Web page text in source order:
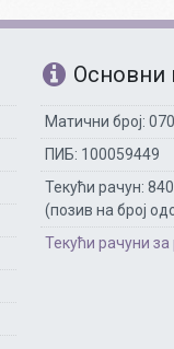
Основни
Матични број:
ПИБ: 100059449
Текући рачун:
(позив на број
Текући рачуни